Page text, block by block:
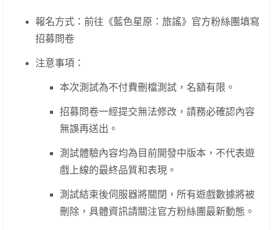
報名方式：前往《藍色星原：旅謠》官方粉絲團填寫
招募問卷
注意事項：
本次測試為不付費刪檔測試，名額有限。
招募問卷一經提交無法修改，請務必確認內容
無誤再送出。
測試體驗內容均為目前開發中版本，不代表遊
戲上線的最終品質和表現。
測試結束後伺服器將關閉，所有遊戲數據將被
刪除，具體資訊請關注官方粉絲團最新動態。